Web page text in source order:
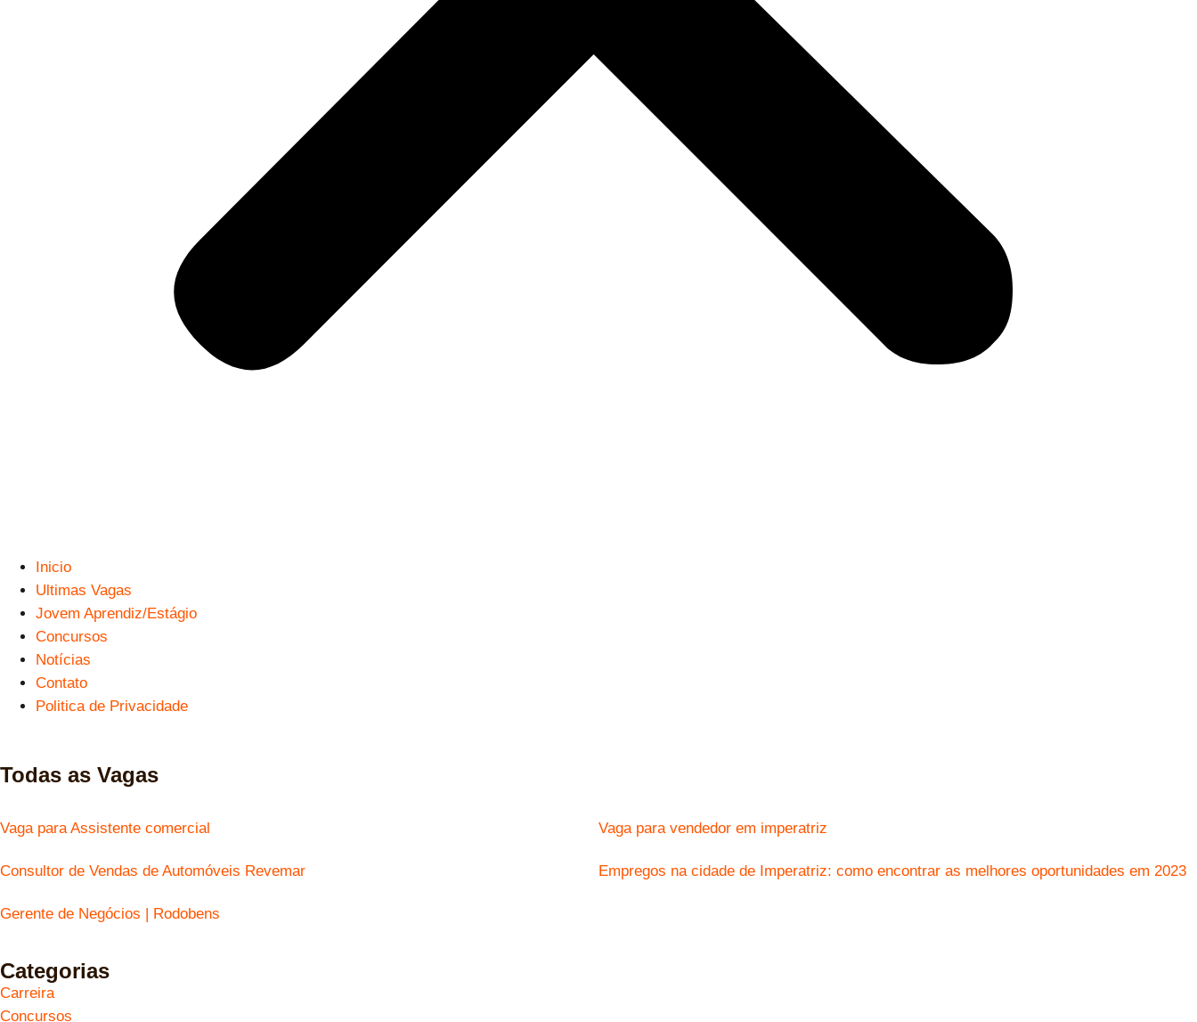
Inicio
Ultimas Vagas
Jovem Aprendiz/Estágio
Concursos
Notícias
Contato
Politica de Privacidade
Todas as Vagas
Vaga para Assistente comercial Vaga para vendedor em imperatriz
Consultor de Vendas de Automóveis Revemar Empregos na cidade de Imperatriz: como encontrar as melhores oportunidades em 2023
Gerente de Negócios | Rodobens
Categorias
Carreira
Concursos